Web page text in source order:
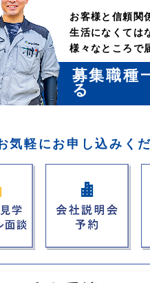
お客様と信頼関
生活になくては
様々なところで
募集職種
る
気軽にお申し込みく